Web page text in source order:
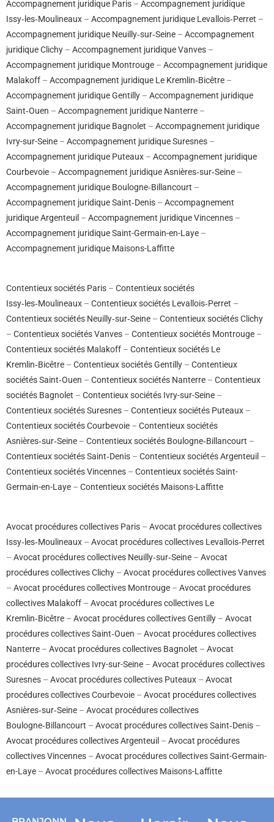
Accompagnement juridique Paris – Accompagnement juridique
Issy‑les‑Moulineaux – Accompagnement juridique Levallois‑Perret –
Accompagnement juridique Neuilly‑sur‑Seine – Accompagnement
juridique Clichy – Accompagnement juridique Vanves –
Accompagnement juridique Montrouge – Accompagnement juridique
Malakoff – Accompagnement juridique Le Kremlin‑Bicêtre –
Accompagnement juridique Gentilly – Accompagnement juridique
Saint‑Ouen – Accompagnement juridique Nanterre –
Accompagnement juridique Bagnolet – Accompagnement juridique
Ivry-sur-Seine – Accompagnement juridique Suresnes –
Accompagnement juridique Puteaux – Accompagnement juridique
Courbevoie – Accompagnement juridique Asnières‑sur‑Seine –
Accompagnement juridique Boulogne‑Billancourt –
Accompagnement juridique Saint‑Denis – Accompagnement
juridique Argenteuil – Accompagnement juridique Vincennes –
Accompagnement juridique Saint-Germain-en-Laye –
Accompagnement juridique Maisons-Laffitte
Contentieux sociétés Paris – Contentieux sociétés
Issy‑les‑Moulineaux – Contentieux sociétés Levallois‑Perret –
Contentieux sociétés Neuilly‑sur‑Seine – Contentieux sociétés Clichy
– Contentieux sociétés Vanves – Contentieux sociétés Montrouge –
Contentieux sociétés Malakoff – Contentieux sociétés Le
Kremlin‑Bicêtre – Contentieux sociétés Gentilly – Contentieux
sociétés Saint‑Ouen – Contentieux sociétés Nanterre – Contentieux
sociétés Bagnolet – Contentieux sociétés Ivry-sur-Seine –
Contentieux sociétés Suresnes – Contentieux sociétés Puteaux –
Contentieux sociétés Courbevoie – Contentieux sociétés
Asnières‑sur‑Seine – Contentieux sociétés Boulogne‑Billancourt –
Contentieux sociétés Saint‑Denis – Contentieux sociétés Argenteuil –
Contentieux sociétés Vincennes – Contentieux sociétés Saint-
Germain-en-Laye – Contentieux sociétés Maisons-Laffitte
Avocat procédures collectives Paris – Avocat procédures collectives
Issy‑les‑Moulineaux – Avocat procédures collectives Levallois‑Perret
– Avocat procédures collectives Neuilly‑sur‑Seine – Avocat
procédures collectives Clichy – Avocat procédures collectives Vanves
– Avocat procédures collectives Montrouge – Avocat procédures
collectives Malakoff – Avocat procédures collectives Le
Kremlin‑Bicêtre – Avocat procédures collectives Gentilly – Avocat
procédures collectives Saint‑Ouen – Avocat procédures collectives
Nanterre – Avocat procédures collectives Bagnolet – Avocat
procédures collectives Ivry-sur-Seine – Avocat procédures collectives
Suresnes – Avocat procédures collectives Puteaux – Avocat
procédures collectives Courbevoie – Avocat procédures collectives
Asnières‑sur‑Seine – Avocat procédures collectives
Boulogne‑Billancourt – Avocat procédures collectives Saint‑Denis –
Avocat procédures collectives Argenteuil – Avocat procédures
collectives Vincennes – Avocat procédures collectives Saint-Germain-
en-Laye – Avocat procédures collectives Maisons-Laffitte